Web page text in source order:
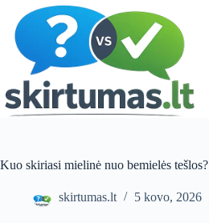
content
Kuo skiriasi mielinė nuo bemielės tešlos?
skirtumas.lt 5 kovo, 2026